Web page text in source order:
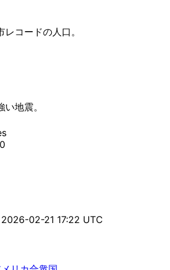
コードの人口。
地震。
2026-02-21 17:22 UTC